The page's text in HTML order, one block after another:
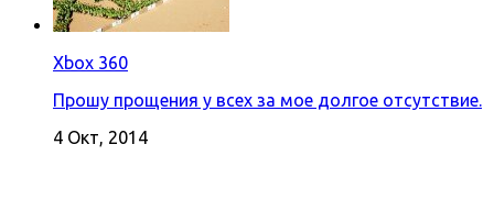
Xbox 360
Прошу прощения у всех за мое долгое отсутствие.
4 Окт, 2014